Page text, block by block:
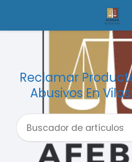
Reclamar
Abusivos En